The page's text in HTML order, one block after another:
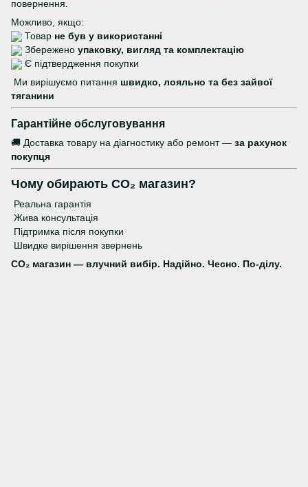
повернення.
Можливо, якщо:
Товар не був у використанні
Збережено упаковку, вигляд та комплектацію
Є підтвердження покупки
Ми вирішуємо питання швидко, лояльно та без зайвої
тяганини
Гарантійне обслуговування
🚚 Доставка товару на діагностику або ремонт — за рахунок
покупця
Чому обирають CO₂ магазин?
Реальна гарантія
Жива консультація
Підтримка після покупки
Швидке вирішення звернень
CO₂ магазин — влучний вибір. Надійно. Чесно. По-ділу.